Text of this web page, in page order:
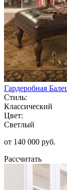
Гардеробная
Стиль:
Классический
Цвет:
Светлый
от 140 000 руб.
Рассчитать